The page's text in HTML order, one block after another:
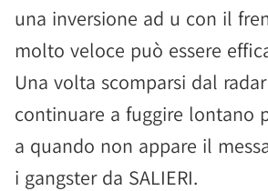
una inversione ad u con il
molto veloce può essere
Una volta scomparsi dal
continuare a fuggire lontano
a quando non appare il
i gangster da SALIERI.